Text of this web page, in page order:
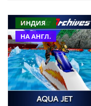
ИНДИЯ
НА АНГЛ.